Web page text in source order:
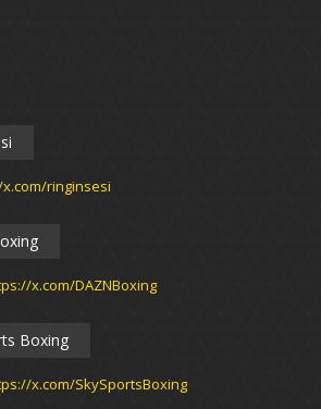
ringinsesi
x.com/DAZNBoxing
Boxing
x.com/SkySportsBoxing